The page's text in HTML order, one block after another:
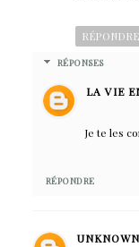
RÉPONDRE
RÉPONSES
LA VIE
Je te les
RÉPONDRE
UNKNOWN